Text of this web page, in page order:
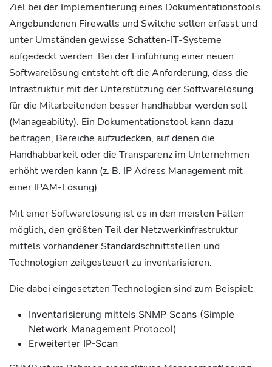
Ziel bei der Implementierung eines Dokumentationstools.
Angebundenen Firewalls und Switche sollen erfasst und
unter Umständen gewisse Schatten-IT-Systeme
aufgedeckt werden. Bei der Einführung einer neuen
Softwarelösung entsteht oft die Anforderung, dass die
Infrastruktur mit der Unterstützung der Softwarelösung
für die Mitarbeitenden besser handhabbar werden soll
(Manageability). Ein Dokumentationstool kann dazu
beitragen, Bereiche aufzudecken, auf denen die
Handhabbarkeit oder die Transparenz im Unternehmen
erhöht werden kann (z. B. IP Adress Management mit
einer IPAM-Lösung).
Mit einer Softwarelösung ist es in den meisten Fällen
möglich, den größten Teil der Netzwerkinfrastruktur
mittels vorhandener Standardschnittstellen und
Technologien zeitgesteuert zu inventarisieren.
Die dabei eingesetzten Technologien sind zum Beispiel:
Inventarisierung mittels SNMP Scans (Simple
Network Management Protocol)
Erweiterter IP-Scan